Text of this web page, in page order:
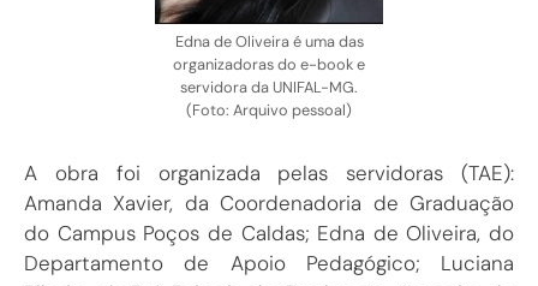
Edna de Oliveira é uma das
organizadoras do e-book e
servidora da UNIFAL-MG.
(Foto: Arquivo pessoal)
A obra foi organizada pelas servidoras (TAE):
Amanda Xavier, da Coordenadoria de Graduação
do Campus Poços de Caldas; Edna de Oliveira, do
Departamento de Apoio Pedagógico; Luciana